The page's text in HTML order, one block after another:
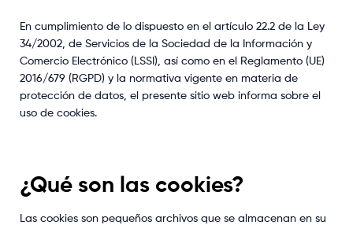
En cumplimiento de lo dispuesto en el artículo 22.2 de la Ley
34/2002, de Servicios de la Sociedad de la Información y
Comercio Electrónico (LSSI), así como en el Reglamento (UE)
2016/679 (RGPD) y la normativa vigente en materia de
protección de datos, el presente sitio web informa sobre el
uso de cookies.
¿Qué son las cookies?
Las cookies son pequeños archivos que se almacenan en su